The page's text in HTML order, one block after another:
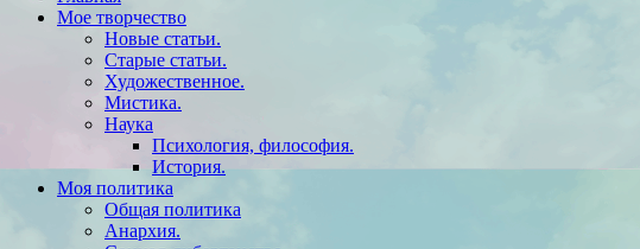
Мое творчество
Новые статьи.
Старые статьи.
Художественное.
Мистика.
Наука
Психология, философия.
История.
Моя политика
Общая политика
Анархия.